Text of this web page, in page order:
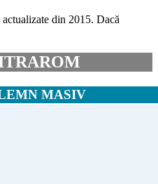
din 2015. Dacă
MASIV